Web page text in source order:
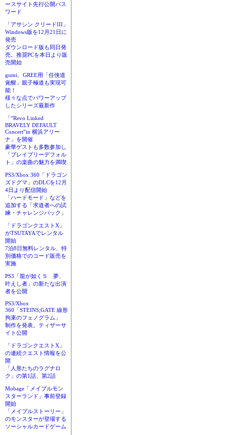
ースサイト先行公開パス
ワード
「アサシン クリードIII」
Windows版を12月21日に
発売
ダウンロード版も同日発
売。推奨PCを本日より販
売開始
gumi、GREE用「任侠道
覚醒」親子極道も実現可
能！
様々な点でパワーアップ
したシリーズ最新作
「“Revo Linked
BRAVELY DEFAULT
Concert”in 横浜アリー
ナ」を開催
豪華ゲストも多数参加し
「ブレイブリーデフォル
ト」の楽曲の魅力を満喫
PS3/Xbox 360「ドラゴン
ズドグマ」のDLCを12月
4日より配信開始
「ハードモード」などを
追加する「求道者への試
練・チャレンジパック」
「ドラゴンクエストX」
がTSUTAYAでレンタル
開始
7泊8日無料レンタル、特
別価格でのコード販売を
実施
PS3「龍が如く５ 夢、
叶えし者」の新たな出演
者を公開
PS3/Xbox
360「STEINS;GATE 線形
拘束のフェノグラム」
制作を発表。ティザーサ
イト公開
「ドラゴンクエストX」
の連続クエスト情報を公
開
「人形たちのラグナロ
ク」の第1話、第2話
Mobage「メイプルモン
スターランド」事前登録
開始
「メイプルストーリー」
のモンスターが登場する
ソーシャルカードゲーム